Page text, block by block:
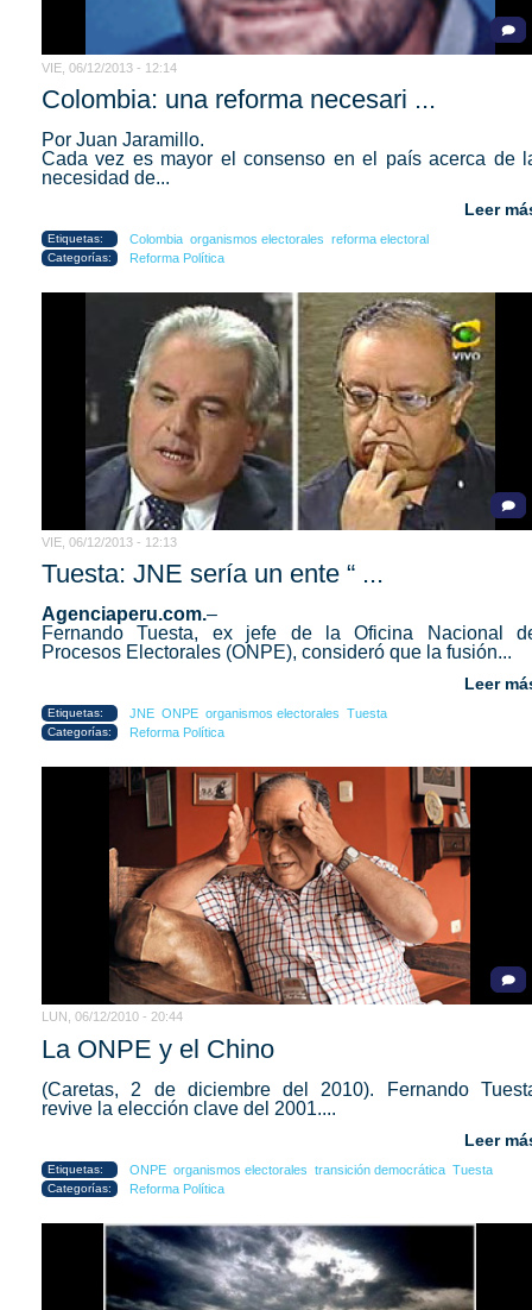
VIE, 06/12/2013 - 12:14
Colombia: una reforma necesari ...
Por Juan Jaramillo.
Cada vez es mayor el consenso en el país acerca de
necesidad de...
Leer
Etiquetas: Colombia organismos electorales reforma electoral
Categorías: Reforma Política
VIE, 06/12/2013 - 12:13
Tuesta: JNE sería un ente “ ...
Agenciaperu.com.–
Fernando Tuesta, ex jefe de la Oficina Nacional
Procesos Electorales (ONPE), consideró que la fusión...
Leer
Etiquetas: JNE ONPE organismos electorales Tuesta
Categorías: Reforma Política
LUN, 06/12/2010 - 20:44
La ONPE y el Chino
(Caretas, 2 de diciembre del 2010). Fernando
revive la elección clave del 2001....
Leer
Etiquetas: ONPE organismos electorales transición democrática Tuesta
Categorías: Reforma Política